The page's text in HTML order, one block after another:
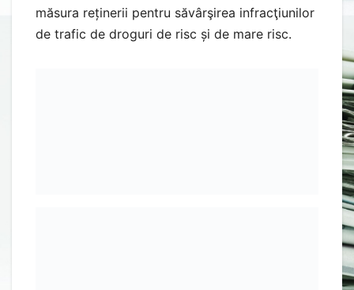
măsura reținerii pentru săvârşirea infracţiunilor
de trafic de droguri de risc și de mare risc.